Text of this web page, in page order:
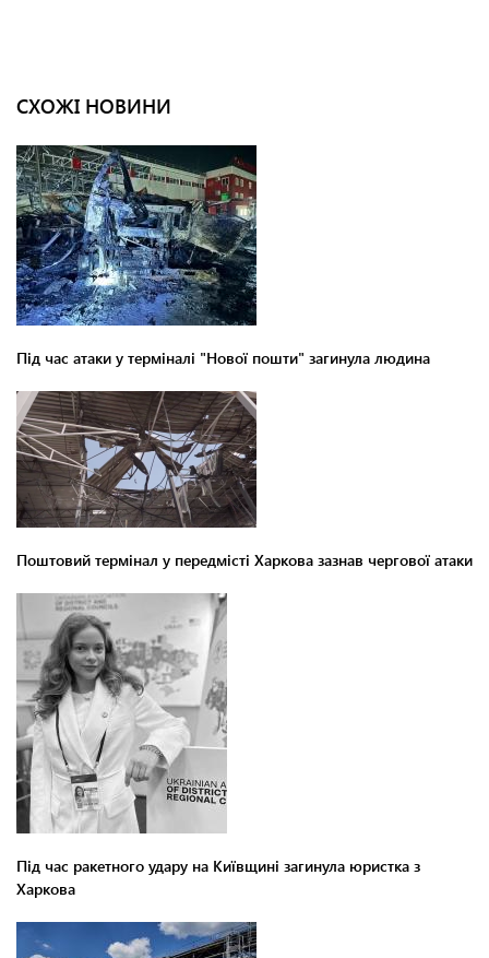
СХОЖІ НОВИНИ
Під час атаки у терміналі "Нової пошти" загинула людина
Поштовий термінал у передмісті Харкова зазнав чергової атаки
Під час ракетного удару на Київщині загинула юристка з
Харкова